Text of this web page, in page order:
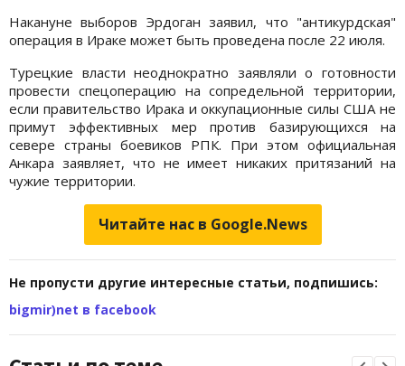
Накануне выборов Эрдоган заявил, что "антикурдская"
операция в Ираке может быть проведена после 22 июля.
Турецкие власти неоднократно заявляли о готовности
провести спецоперацию на сопредельной территории,
если правительство Ирака и оккупационные силы США не
примут эффективных мер против базирующихся на
севере страны боевиков РПК. При этом официальная
Анкара заявляет, что не имеет никаких притязаний на
чужие территории.
Читайте нас в Google.News
Не пропусти другие интересные статьи, подпишись:
bigmir)net в facebook